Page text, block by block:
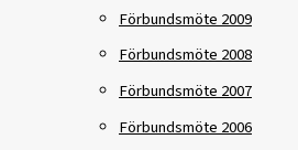
Förbundsmöte 2009
Förbundsmöte 2008
Förbundsmöte 2007
Förbundsmöte 2006